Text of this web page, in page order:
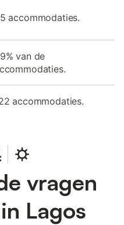
accommodaties.
van de
accommodaties.
vragen
Lagos